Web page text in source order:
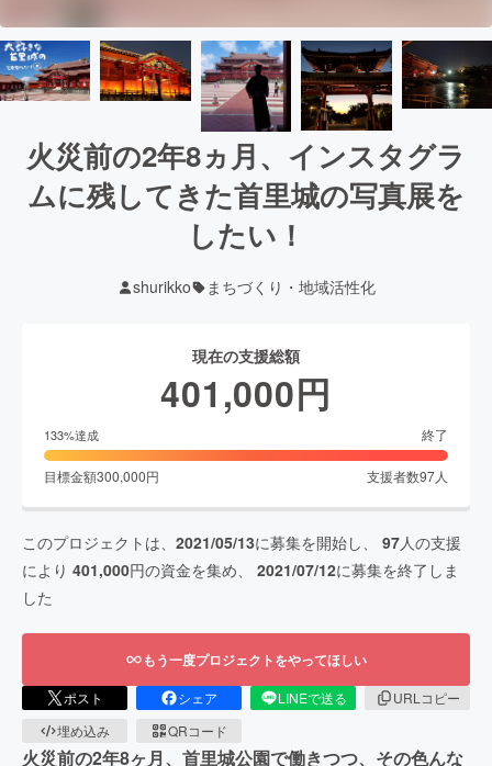
火災前の2年8ヵ月、インスタグラ
ムに残してきた首里城の写真展を
したい！
shurikko まちづくり・地域活性化
現在の支援総額
401,000円
133%達成 終了
目標金額300,000円 支援者数97人
このプロジェクトは、 2021/05/13に募集を開始し、 97人の支援
により 401,000円の資金を集め、 2021/07/12に募集を終了しま
した
もう一度プロジェクトをやってほしい
ポスト シェア LINEで送る
URLコピー
埋め込み
QRコード
火災前の2年8ヶ月、首里城公園で働きつつ、その色んな